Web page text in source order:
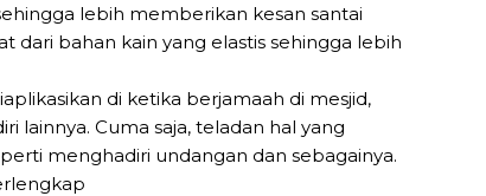
lebih memberikan kesan santai
bahan kain yang elastis sehingga lebih
di ketika berjamaah di mesjid,
lainnya. Cuma saja, teladan hal yang
menghadiri undangan dan sebagainya.